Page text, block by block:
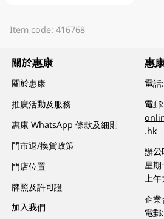
Item code: 416768
關於惠康
關於惠康
推廣活動及服務
惠康 WhatsApp 條款及細則
門市退/換貨政策
門店位置
牌照及許可證
加入我們
惠
電
電郵:
.hk
辦公
星期
上
企業
電郵: